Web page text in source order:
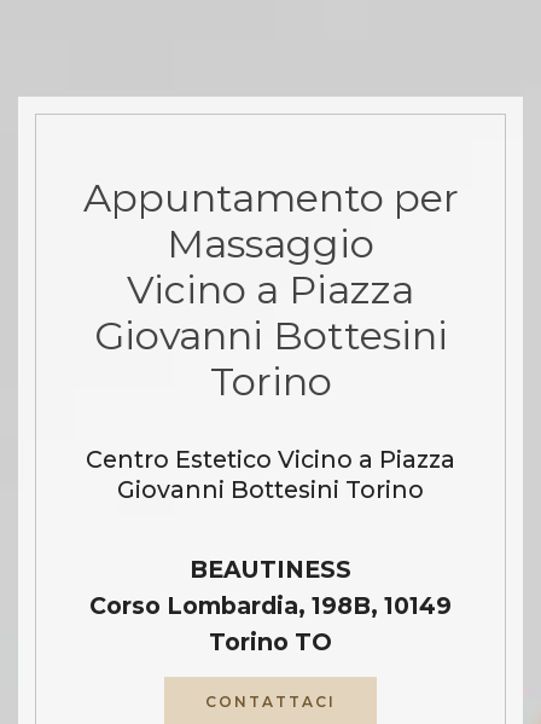
Appuntamento per
Massaggio
Vicino a Piazza
Giovanni Bottesini
Torino
Centro Estetico Vicino a Piazza
Giovanni Bottesini Torino
BEAUTINESS
Corso Lombardia, 198B, 10149
Torino TO
CONTATTACI